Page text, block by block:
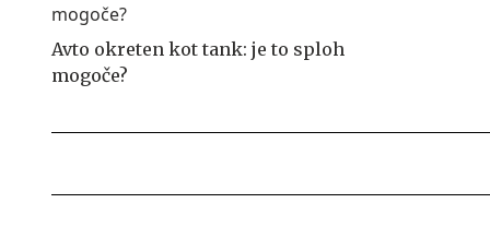
Avto okreten kot tank: je to sploh
mogoče?